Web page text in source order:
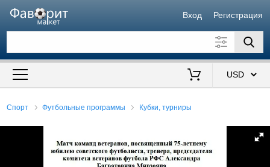
Вход Регистрация
Искать также в описании
Спорт Футбольные программы Кубки, турниры